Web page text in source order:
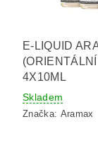
E-LIQUID
4X10ML
Skladem
Značka: Aramax